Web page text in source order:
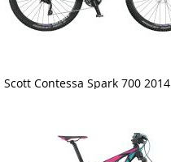
Scott Contessa Spark 700 2014